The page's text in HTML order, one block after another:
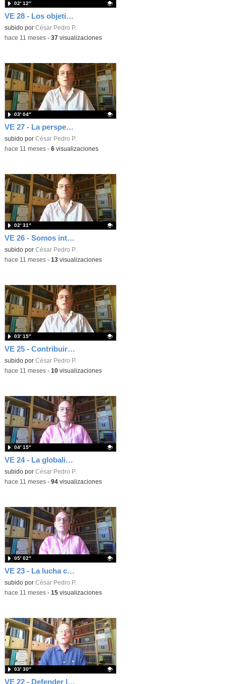
VE 28 - Los objetivos de desarrollo sostenible
Contenido educativo.
subido por César Pedro P.
02′ 12″
-hace 11 meses- 37 visualizaciones
VE 27 - La perspectiva ecosocial
Contenido educativo.
subido por César Pedro P.
03′ 04″
-hace 11 meses- 6visualizaciones
VE 26 - Somos interdependientes y ecodependientes
Contenido educativo.
subido por César Pedro P.
02′ 31″
-hace 11 meses- 13visualizaciones
VE 25 - Contribuir al bien común
Contenido educativo.
subido por César Pedro P.
03′ 15″
-hace 11 meses- 10visualizaciones
VE 24 - La globalización
Contenido educativo.
subido por César Pedro P.
04′ 15″
-hace 11 meses- 94visualizaciones
VE 23 - La lucha contra la discriminación
Contenido educativo.
subido por César Pedro P.
05′ 02″
-hace 11 meses- 15visualizaciones
VE 22 - Defender los derechos humanos
03′ 30″